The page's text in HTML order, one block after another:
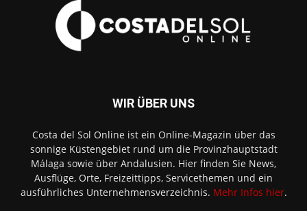
WIR ÜBER UNS
Costa del Sol Online ist ein Online-Magazin über das
sonnige Küstengebiet rund um die Provinzhauptstadt
Málaga sowie über Andalusien. Hier finden Sie News,
Ausflüge, Orte, Freizeittipps, Servicethemen und ein
ausführliches Unternehmensverzeichnis. Mehr Infos hier.